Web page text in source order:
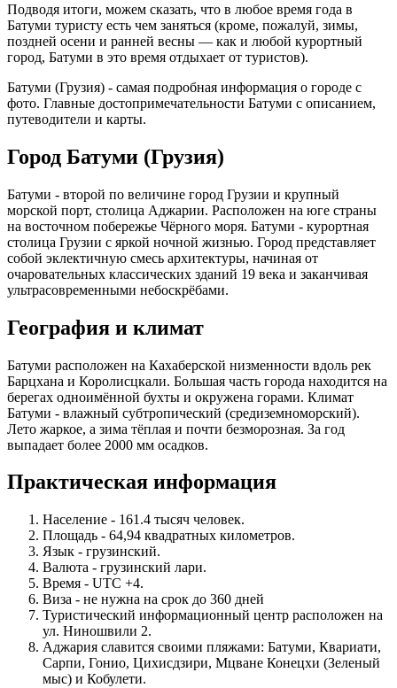
Подводя итоги, можем сказать, что в любое время года в
Батуми туристу есть чем заняться (кроме, пожалуй, зимы,
поздней осени и ранней весны — как и любой курортный
город, Батуми в это время отдыхает от туристов).
Батуми (Грузия) - самая подробная информация о городе с
фото. Главные достопримечательности Батуми с описанием,
путеводители и карты.
Город Батуми (Грузия)
Батуми - второй по величине город Грузии и крупный
морской порт, столица Аджарии. Расположен на юге страны
на восточном побережье Чёрного моря. Батуми - курортная
столица Грузии с яркой ночной жизнью. Город представляет
собой эклектичную смесь архитектуры, начиная от
очаровательных классических зданий 19 века и заканчивая
ультрасовременными небоскрёбами.
География и климат
Батуми расположен на Кахаберской низменности вдоль рек
Барцхана и Королисцкали. Большая часть города находится на
берегах одноимённой бухты и окружена горами. Климат
Батуми - влажный субтропический (средиземноморский).
Лето жаркое, а зима тёплая и почти безморозная. За год
выпадает более 2000 мм осадков.
Практическая информация
Население - 161.4 тысяч человек.
Площадь - 64,94 квадратных километров.
Язык - грузинский.
Валюта - грузинский лари.
Время - UTC +4.
Виза - не нужна на срок до 360 дней
Туристический информационный центр расположен на
ул. Ниношвили 2.
Аджария славится своими пляжами: Батуми, Квариати,
Сарпи, Гонио, Цихисдзири, Мцване Конецхи (Зеленый
мыс) и Кобулети.